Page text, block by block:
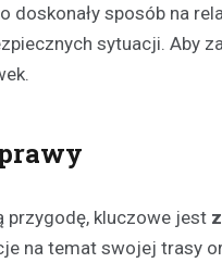
doskonały sposób na
sytuacji. Aby
przygodę, kluczowe jest
na temat swojej trasy